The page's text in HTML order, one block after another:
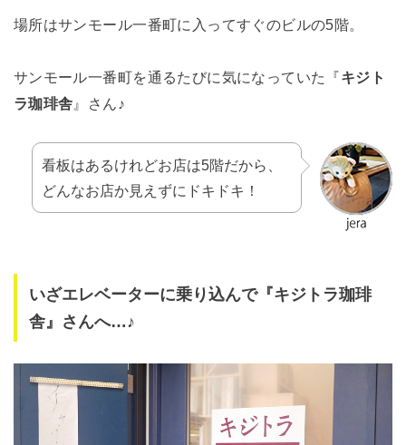
場所はサンモール一番町に入ってすぐのビルの5階。
サンモール一番町を通るたびに気になっていた『キジト
ラ珈琲舎 』さん♪
看板はあるけれどお店は5階だから、
どんなお店か見えずにドキドキ！
いざエレベーターに乗り込んで『キジトラ珈琲
舎』さんへ…♪